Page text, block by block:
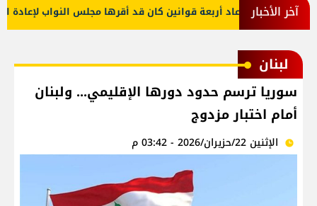
آخر الأخبار
عون أعاد أربعة قوانين كان قد أقرها مجلس النواب لإعادة النظر
لبنان
سوريا ترسم حدود دورها الإقليمي... ولبنان
أمام اختبار مزدوج
الإثنين 22/حزيران/2026 - 03:42 م